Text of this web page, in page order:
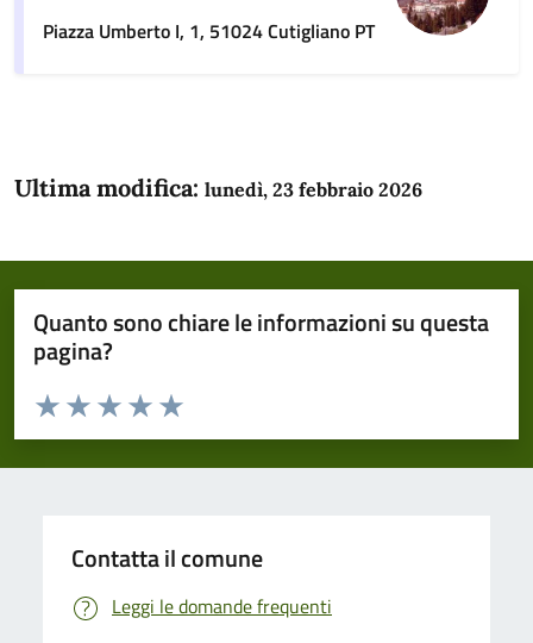
Piazza Umberto I, 1, 51024 Cutigliano PT
Ultima modifica: lunedì, 23 febbraio 2026
Quanto sono chiare le informazioni su questa
pagina?
Domanda
Valuta da 1 a 5 stelle la pagina
Valuta 5 stelle su 5
Valuta 4 stelle su 5
Valuta 3 stelle su 5
Valuta 2 stelle su 5
Valuta 1 stelle su 5
Contatta il comune
Leggi le domande frequenti